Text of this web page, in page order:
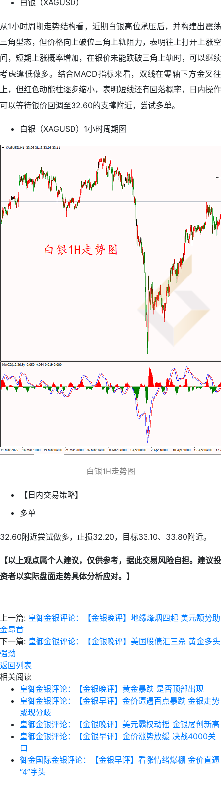
白银（XAGUSD）
从1小时周期走势结构看，近期白银高位承压后，并构建出震荡
三角型态，但价格向上破位三角上轨阻力，表明往上打开上涨空
间，短期上涨概率增加，在银价未能跌破三角上轨时，可以继续
考虑逢低做多。结合MACD指标来看，双线在零轴下方金叉往
上，但红色动能柱逐步缩小，表明短线还有回落概率，日内操作
可以等待银价回调至32.60的支撑附近，尝试多单。
白银（XAGUSD）1小时周期图
白银1H走势图
【日内交易策略】
多单
32.60附近尝试做多，止损32.20，目标33.10、33.80附近。
【以上观点属个人建议，仅供参考，据此交易风险自担。建议投
资者以实际盘面走势具体分析应对。】
上一篇: 皇御金银评论：【金银晚评】地缘烽烟四起 美元颓势助
金昂首
下一篇: 皇御金银评论：【金银晚评】美国股债汇三杀 黄金多头
强劲
返回列表
相关阅读
皇御金银评论：【金银晚评】黄金暴跌 是否顶部出现
皇御金银评论：【金银早评】金价遭遇百点暴跌 金银走势
或现分歧
皇御金银评论：【金银晚评】美元霸权动摇 金银屡创新高
皇御金银评论：【金银早评】金价涨势放缓 决战4000关
口
御金国际金银评论：【金银早评】看涨情绪爆棚 金价直逼
“4”字头